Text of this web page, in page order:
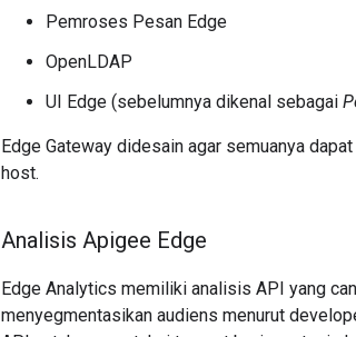
Pemroses Pesan Edge
OpenLDAP
UI Edge (sebelumnya dikenal sebagai
Edge Gateway didesain agar semuanya
host.
Analisis Apigee Edge
Edge Analytics memiliki analisis API yang
menyegmentasikan audiens menurut